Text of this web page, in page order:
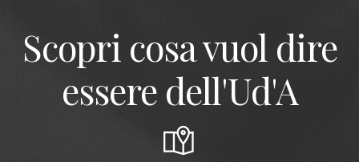
Scopri cosa vuol dire
essere dell'Ud'A